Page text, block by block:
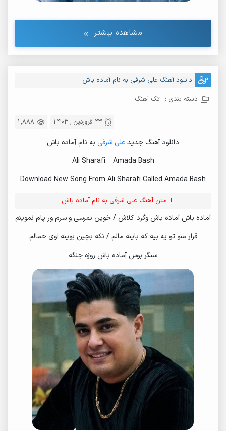
مشاهده بیشتر
دانلود آهنگ علی شرفی به نام آماده باش
دسته بندی : تک آهنگ
1,888 23 فروردین , 1403
دانلود آهنگ جدیدعلی شرفی به نام آماده باش
Ali Sharafi – Amada Bash
Download New Song From Ali Sharafi Called Amada Bash
+ متن آهنگ علی شرفی به نام آماده باش
آماده باش آماده باش وگرد کلاش / خوین نمرسی و سرم ور پام نموینم
قرار منو تو یه بیه که باینه مالم / نکه بچین بوینه اوی حمالم
سنگر بوس آماده باش روژه جنگه